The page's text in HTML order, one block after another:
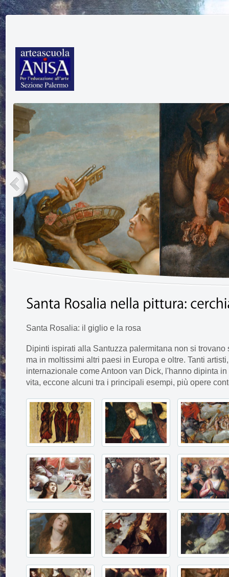
Santa Rosalia: il giglio e la rosa
Dipinti ispirati alla Santuzza palermitana non si
ma in moltissimi altri paesi in Europa e oltre. Tanti
internazionale come Antoon van Dick, l'hanno dipinta
vita, eccone alcuni tra i principali esempi, più opere